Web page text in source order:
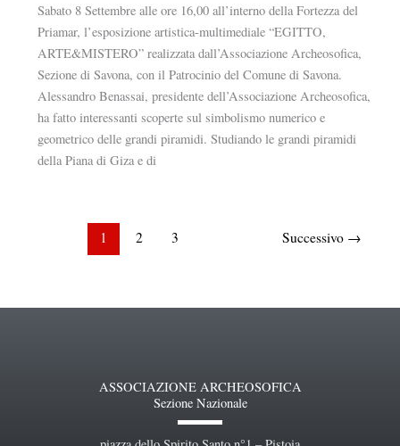
Sabato 8 Settembre alle ore 16,00 all’interno della Fortezza del
Priamar, l’esposizione artistica-multimediale “EGITTO,
ARTE&MISTERO” realizzata dall’Associazione Archeosofica,
Sezione di Savona, con il Patrocinio del Comune di Savona.
Alessandro Benassai, presidente dell’Associazione Archeosofica,
ha fatto interessanti scoperte sul simbolismo numerico e
geometrico delle grandi piramidi. Studiando le grandi piramidi
della Piana di Giza e di
1 2 3 Successivo →
ASSOCIAZIONE ARCHEOSOFICA
Sezione Nazionale